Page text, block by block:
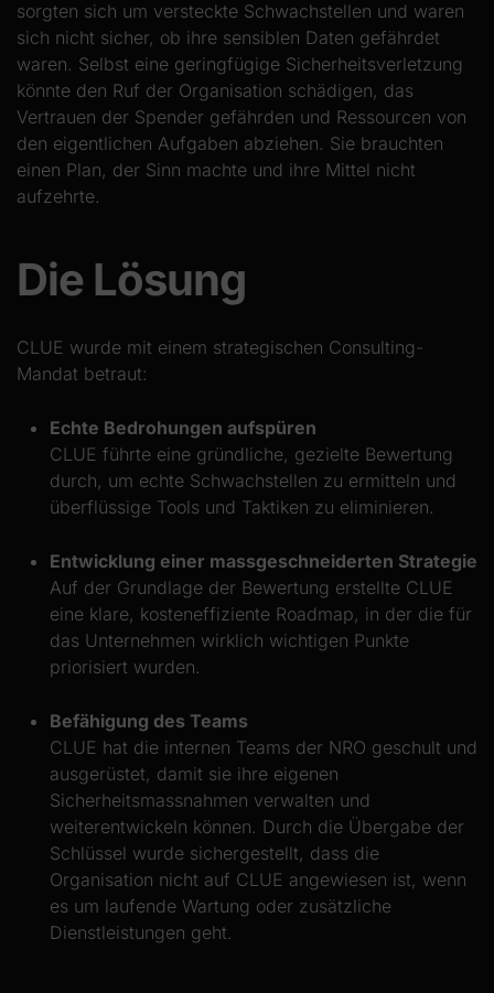
sorgten sich um versteckte Schwachstellen und waren
sich nicht sicher, ob ihre sensiblen Daten gefährdet
waren. Selbst eine geringfügige Sicherheitsverletzung
könnte den Ruf der Organisation schädigen, das
Vertrauen der Spender gefährden und Ressourcen von
den eigentlichen Aufgaben abziehen. Sie brauchten
einen Plan, der Sinn machte und ihre Mittel nicht
aufzehrte.
Die Lösung
CLUE wurde mit einem strategischen Consulting-
Mandat betraut:
Echte Bedrohungen aufspüren
CLUE führte eine gründliche, gezielte Bewertung
durch, um echte Schwachstellen zu ermitteln und
überflüssige Tools und Taktiken zu eliminieren.
Entwicklung einer massgeschneiderten Strategie
Auf der Grundlage der Bewertung erstellte CLUE
eine klare, kosteneffiziente Roadmap, in der die für
das Unternehmen wirklich wichtigen Punkte
priorisiert wurden.
Befähigung des Teams
CLUE hat die internen Teams der NRO geschult und
ausgerüstet, damit sie ihre eigenen
Sicherheitsmassnahmen verwalten und
weiterentwickeln können. Durch die Übergabe der
Schlüssel wurde sichergestellt, dass die
Organisation nicht auf CLUE angewiesen ist, wenn
es um laufende Wartung oder zusätzliche
Dienstleistungen geht.